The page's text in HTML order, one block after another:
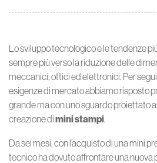
Lo sviluppo tecnologico e le tendenze
sempre più verso la riduzione delle
meccanici, ottici ed elettronici. Per
esigenze di mercato abbiamo risposto
grande ma con uno sguardo proiettato
creazione dimini stampi.
Da sei mesi, con l’acquisto di una mini
tecnico ha dovuto affrontare una nuova